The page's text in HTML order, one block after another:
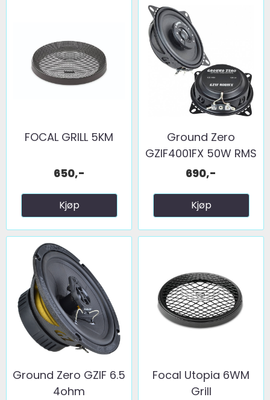
FOCAL GRILL 5KM
650,-
Kjøp
Ground Zero
GZIF4001FX 50W RMS
690,-
Kjøp
Ground Zero GZIF 6.5
4ohm
Focal Utopia 6WM
Grill